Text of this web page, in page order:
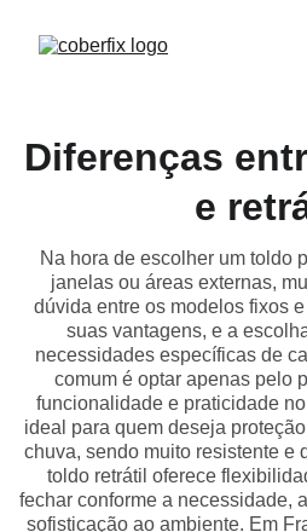
Diferenças
e
Na hora de escolher um toldo
janelas ou áreas externas,
dúvida entre os modelos fixos
suas vantagens, e a
necessidades específicas de
comum é optar apenas pelo
funcionalidade e praticidade
ideal para quem deseja
chuva, sendo muito resistente e
toldo retrátil oferece
fechar conforme a necessidade,
sofisticação ao ambiente. Em